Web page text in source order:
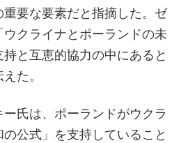
要な要素だと指摘した。ゼ
クライナとポーランドの未
と互恵的協力の中にあると
た。
氏は、ポーランドがウクラ
公式」を支持していること